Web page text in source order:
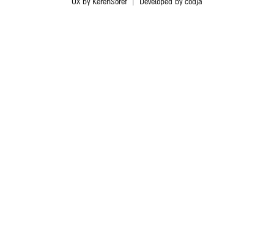
UX by KerenSoref Developed by codja